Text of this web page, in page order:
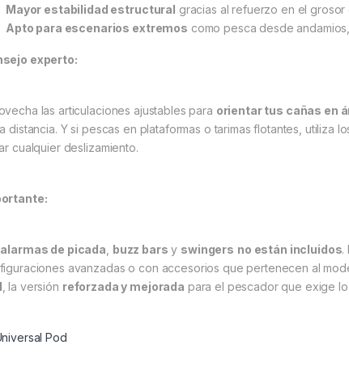
Mayor estabilidad estructural gracias al refuerzo en el
Apto para escenarios extremos como pesca desde
experto:
las articulaciones ajustables para orientar tus cañas en
distancia. Y si pescas en plataformas o tarimas flotantes, utiliza
cualquier deslizamiento.
alarmas de picada buzz bars y swingers no están incluidos.
avanzadas o con accesorios que pertenecen al
, la versión reforzada y mejorada para el pescador que exige lo
Pod